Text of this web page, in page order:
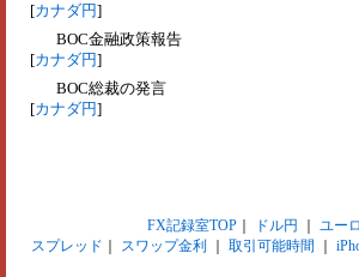
[カナダ円]
BOC金融政策報告
[カナダ円]
BOC総裁の発言
[カナダ円]
FX記録室TOP｜ ドル円 ユー
スプレッド
スワップ金利 取引可能時間